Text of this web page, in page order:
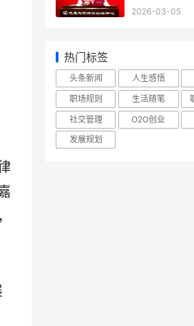
道之一
2026-03-05
热门标签
头条新闻 人生感悟
职场规则
生活随笔
社交管理
O2O创业
发展规划